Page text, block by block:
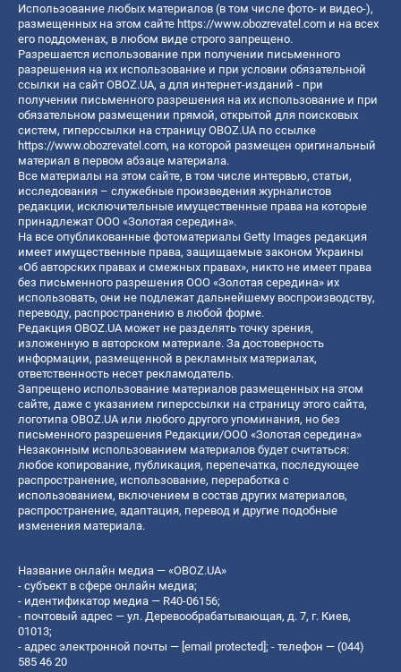
Использование любых материалов (в том числе фото- и видео-),
размещенных на этом сайте https://www.obozrevatel.com и на всех
его поддоменах, в любом виде строго запрещено.
Разрешается использование при получении письменного
разрешения на их использование и при условии обязательной
ссылки на сайт OBOZ.UA, а для интернет-изданий - при
получении письменного разрешения на их использование и при
обязательном размещении прямой, открытой для поисковых
систем, гиперссылки на страницу OBOZ.UA по ссылке
https://www.obozrevatel.com, на которой размещен оригинальный
материал в первом абзаце материала.
Все материалы на этом сайте, в том числе интервью, статьи,
исследования – служебные произведения журналистов
редакции, исключительные имущественные права на которые
принадлежат ООО «Золотая середина».
На все опубликованные фотоматериалы Getty Images редакция
имеет имущественные права, защищаемые законом Украины
«Об авторских правах и смежных правах», никто не имеет права
без письменного разрешения ООО «Золотая середина» их
использовать, они не подлежат дальнейшему воспроизводству,
переводу, распространению в любой форме.
Редакция OBOZ.UA может не разделять точку зрения,
изложенную в авторском материале. За достоверность
информации, размещенной в рекламных материалах,
ответственность несет рекламодатель.
Запрещено использование материалов размещенных на этом
сайте, даже с указанием гиперссылки на страницу этого сайта,
логотипа OBOZ.UA или любого другого упоминания, но без
письменного разрешения Редакции/ООО «Золотая середина»
Незаконным использованием материалов будет считаться:
любое копирование, публикация, перепечатка, последующее
распространение, использование, переработка с
использованием, включением в состав других материалов,
распространение, адаптация, перевод и другие подобные
изменения материала.
Название онлайн медиа — «OBOZ.UA»
- субъект в сфере онлайн медиа;
- идентификатор медиа — R40-06156;
- почтовый адрес — ул. Деревообрабатывающая, д. 7, г. Киев,
01013;
- адрес электронной почты — [email protected]; - телефон — (044)
585 46 20